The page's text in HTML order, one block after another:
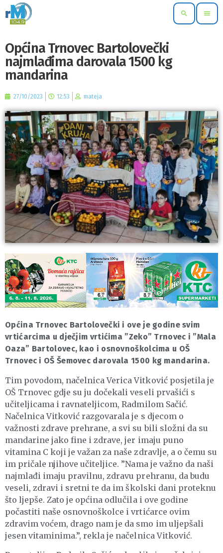
search menu
Općina Trnovec Bartolovečki
najmlađima darovala 1500 kg
mandarina
27/10/2023 12:53 mateja
Općina Trnovec Bartolovečki i ove je godine svim
vrtićarcima u dječjim vrtićima ”Zeko” Trnovec i ”Mala
Oaza” Bartolovec, kao i osnovnoškolcima u OŠ
Trnovec i OŠ Šemovec darovala 1500 kg mandarina.
Tim povodom, načelnica Verica Vitković posjetila je
OŠ Trnovec gdje su ju dočekali veseli prvašići s
učiteljicama i ravnateljicom, Radmilom Sačić.
Načelnica Vitković razgovarala je s djecom o
važnosti zdrave prehrane, a svi su bili složni da su
mandarine jako fine i zdrave, jer imaju puno
vitamina C koji je važan za naše zdravlje, a o čemu su
im pričale njihove učiteljice. ”Nama je važno da naši
najmlađi imaju pravilnu, zdravu prehranu, da budu
veseli, zdravi i sretni te da im školski dani proteknu
što ljepše. Zato je općina odlučila i ove godine
počastiti naše osnovnoškolce i vrtićarce ovim
zdravim voćem, drago nam je da smo im uljepšali
jesen vitaminima.”, rekla je načelnica Vitković.